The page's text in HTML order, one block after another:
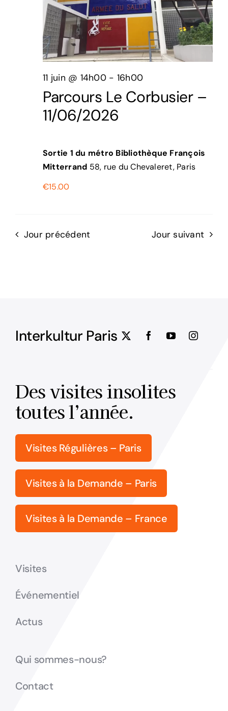
Parcours Le Corbusier –
11/06/2026
11 juin @ 14h00- 16h00
Sortie 1 du métro Bibliothèque François
Mitterrand 58, rue du Chevaleret, Paris
€15.00
Jour précédent Jour suivant
Interkultur Paris
Des visites insolites
toutes l’année.
Visites Régulières – Paris
Visites à la Demande – Paris
Visites à la Demande – France
Visites
Événementiel
Actus
Qui sommes-nous?
Contact